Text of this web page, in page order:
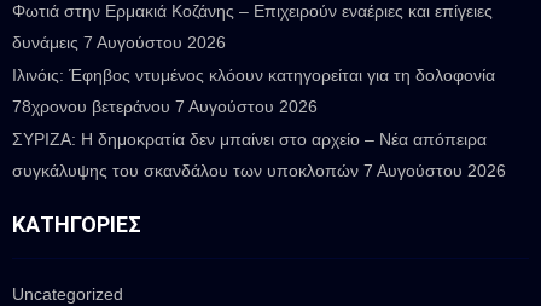
Φωτιά στην Ερμακιά Κοζάνης – Επιχειρούν εναέριες και επίγειες
δυνάμεις 7 Αυγούστου 2026
Ιλινόις: Έφηβος ντυμένος κλόουν κατηγορείται για τη δολοφονία
78χρονου βετεράνου 7 Αυγούστου 2026
ΣΥΡΙΖΑ: Η δημοκρατία δεν μπαίνει στο αρχείο – Νέα απόπειρα
συγκάλυψης του σκανδάλου των υποκλοπών 7 Αυγούστου 2026
ΚΑΤΗΓΟΡΊΕΣ
Uncategorized